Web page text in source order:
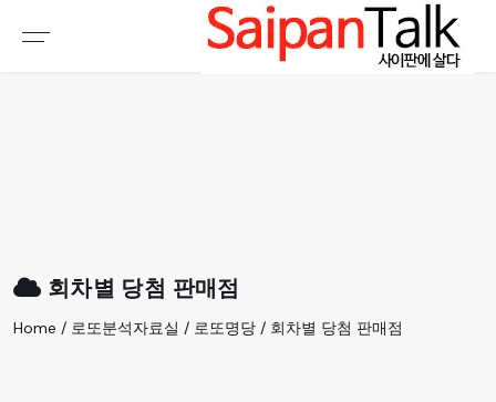
회차별 당첨 판매점
Home / 로또분석자료실 / 로또명당 / 회차별 당첨 판매점
여행정보
생활정보
갤러리 & 동영상